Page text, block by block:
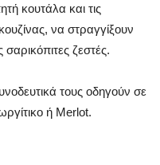
κουτάλα και τις
να στραγγίξουν
ζεστές.
τους οδηγούν σε
ή Merlot.